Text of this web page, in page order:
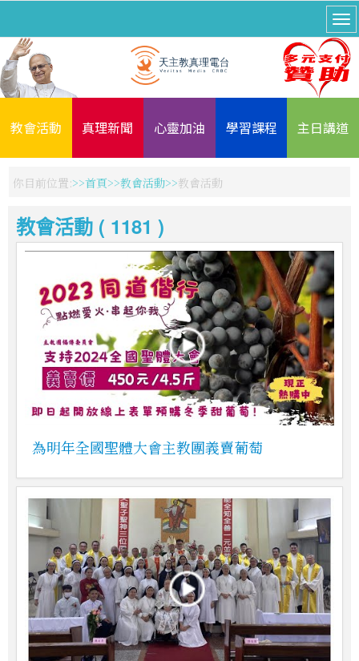
教會活動 真理新聞 心靈加油 學習課程 主日講道
你目前位置: 首頁 教會活動 教會活動
教會活動 ( 1181 )
為明年全國聖體大會主教團義賣葡萄